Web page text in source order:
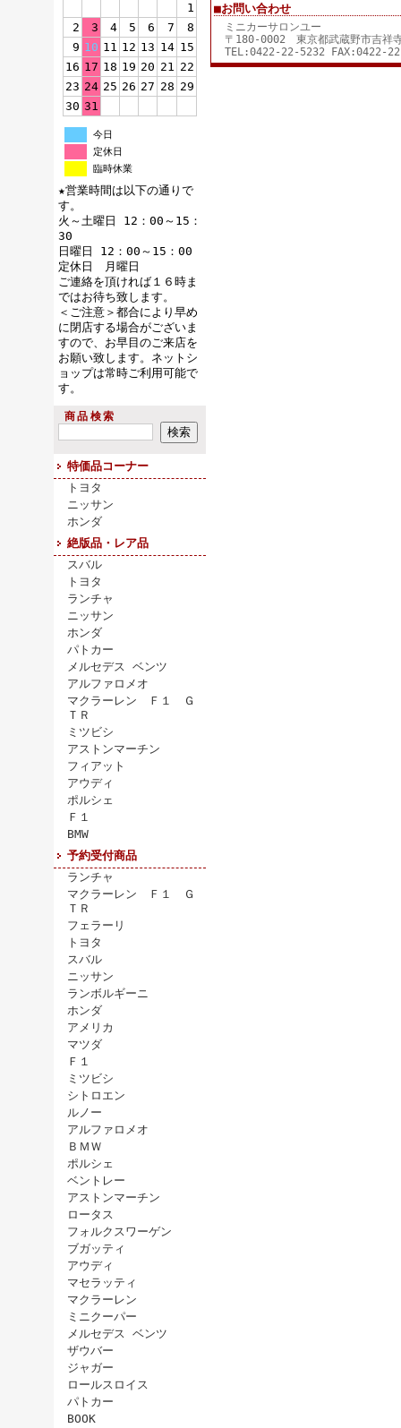
1
2
3 4 5 6 7
8
9 10 11 12 13 14 15
16 17 18 19 20 21 22
23 24 25 26 27 28 29
30 31
今日
定休日
臨時休業
★営業時間は以下の通りで
す。
火～土曜日 12：00～15：
30
日曜日 12：00～15：00
定休日 月曜日
ご連絡を頂ければ１６時ま
ではお待ち致します。
＜ご注意＞都合により早め
に閉店する場合がございま
すので、お早目のご来店を
お願い致します。ネットシ
ョップは常時ご利用可能で
す。
商品検索
特価品コーナー
トヨタ
ニッサン
ホンダ
絶版品・レア品
スバル
トヨタ
ランチャ
ニッサン
ホンダ
パトカー
メルセデス ベンツ
アルファロメオ
マクラーレン Ｆ１ Ｇ
ＴＲ
ミツビシ
アストンマーチン
フィアット
アウディ
ポルシェ
Ｆ１
BMW
予約受付商品
ランチャ
マクラーレン Ｆ１ Ｇ
ＴＲ
フェラーリ
トヨタ
スバル
ニッサン
ランボルギーニ
ホンダ
アメリカ
マツダ
Ｆ１
ミツビシ
シトロエン
ルノー
アルファロメオ
ＢＭＷ
ポルシェ
ベントレー
アストンマーチン
ロータス
フォルクスワーゲン
ブガッティ
アウディ
マセラッティ
マクラーレン
ミニクーパー
メルセデス ベンツ
ザウバー
ジャガー
ロールスロイス
パトカー
BOOK
■お問い合わせ
ミニカーサロンユー
〒180-0002 東京都武蔵野市吉祥
TEL:0422-22-5232 FAX:0422-